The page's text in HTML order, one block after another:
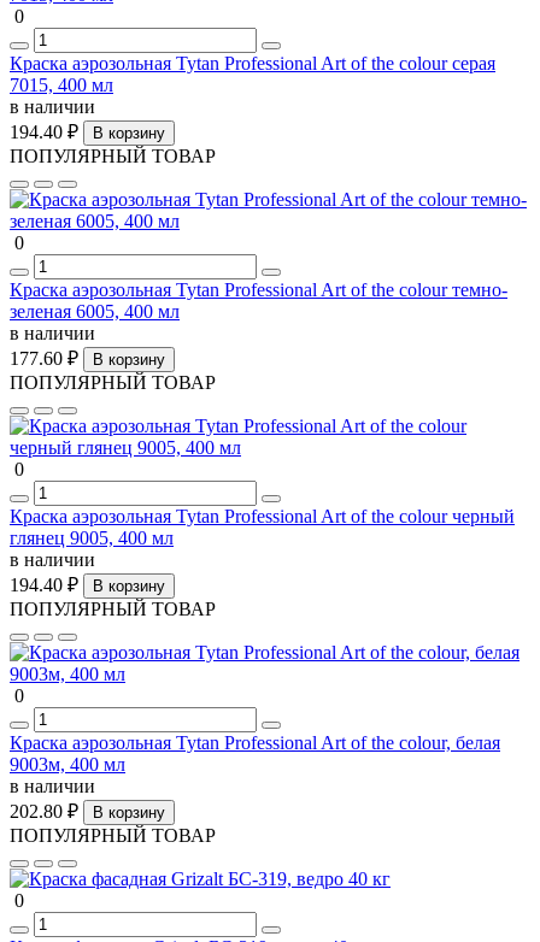
0
Краска аэрозольная Tytan Professional Art of the colour серая
7015, 400 мл
в наличии
194.40 ₽
В корзину
ПОПУЛЯРНЫЙ ТОВАР
0
Краска аэрозольная Tytan Professional Art of the colour темно-
зеленая 6005, 400 мл
в наличии
177.60 ₽
В корзину
ПОПУЛЯРНЫЙ ТОВАР
0
Краска аэрозольная Tytan Professional Art of the colour черный
глянец 9005, 400 мл
в наличии
194.40 ₽
В корзину
ПОПУЛЯРНЫЙ ТОВАР
0
Краска аэрозольная Tytan Professional Art of the colour, белая
9003м, 400 мл
в наличии
202.80 ₽
В корзину
ПОПУЛЯРНЫЙ ТОВАР
0